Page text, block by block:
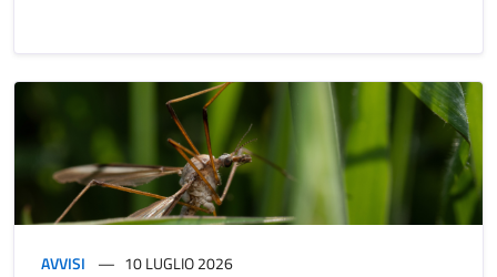
AVVISI 10 LUGLIO 2026